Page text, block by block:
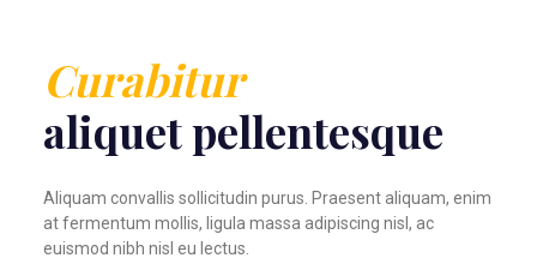
Curabitur
aliquet pellentesque
Aliquam convallis sollicitudin purus. Praesent aliquam, enim
at fermentum mollis, ligula massa adipiscing nisl, ac
euismod nibh nisl eu lectus.